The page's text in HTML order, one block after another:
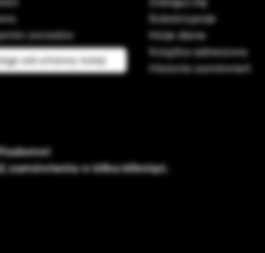
zwrotów
od umowy tutaj
Subskrypcje
Moje dane
Książka adresowa
Historia zamówień
zamówienia w kilka kliknięć.